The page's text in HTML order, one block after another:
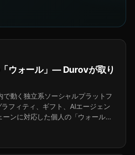
ウォール」— Durovが取り
動く独立系ソーシャルプラットフ
フィティ、ギフト、AIエージェン
ーンに対応した個人の「ウォール」